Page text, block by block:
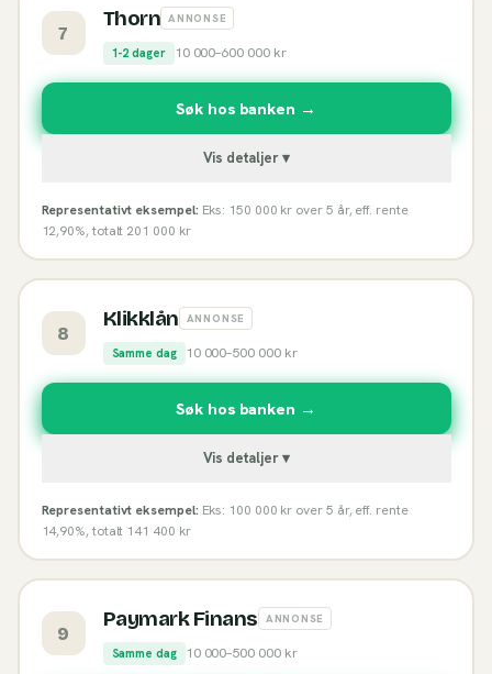
7
Thorn ANNONSE
1-2 dager 10 000–600 000kr
Søk hos banken →
Vis detaljer ▾
Representativt eksempel: Eks: 150 000 kr over 5 år, eff. rente
12,90%, totalt 201 000 kr
8
Klikklån ANNONSE
Samme dag 10 000–500 000kr
Søk hos banken →
Vis detaljer ▾
Representativt eksempel: Eks: 100 000 kr over 5 år, eff. rente
14,90%, totalt 141 400 kr
9
Paymark Finans ANNONSE
Samme dag 10 000–500 000kr